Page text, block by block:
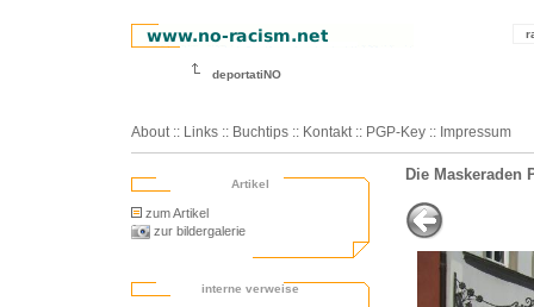
deportatiNO
About :: Links :: Buchtips :: Kontakt :: PGP-Key :: Impressum
Artikel
zum Artikel
zur bildergalerie
interne verweise
Die Maskeraden